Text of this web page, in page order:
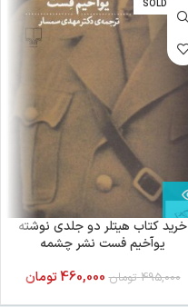
SOLD OUT
خرید کتاب هیتلر دو جلدی نوشته
یوآخیم فست نشر چشمه
495,000 تومان 460,000تومان